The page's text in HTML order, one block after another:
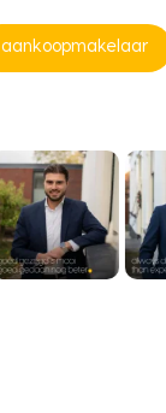
aankoopmakelaar